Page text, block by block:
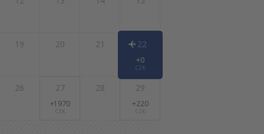
19 20 21 22
+0
CZK
26 27
+1970
CZK
28 29
+220
CZK